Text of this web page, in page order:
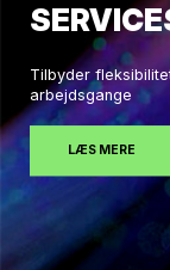
Tilbyder
arbejdsgange
LÆS MERE